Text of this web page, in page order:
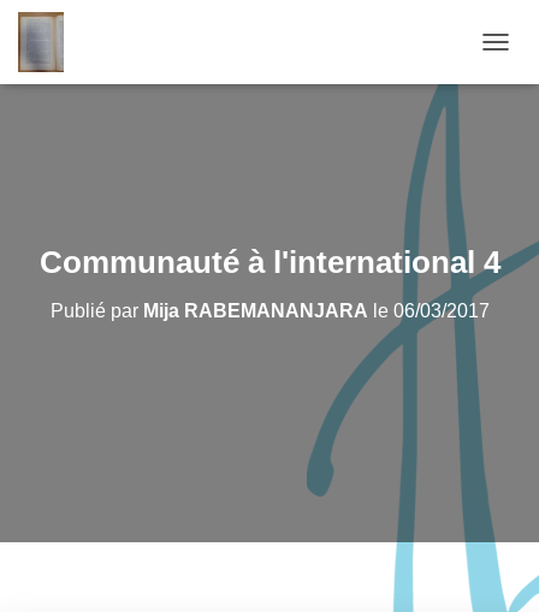
É
N
Communauté à l'international 4
Publié par Mija RABEMANANJARA le 06/03/2017